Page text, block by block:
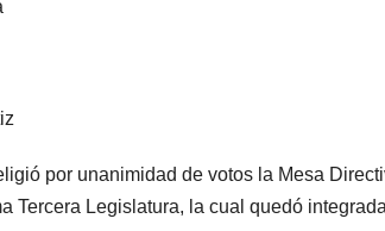
por unanimidad de votos la Mesa
Tercera Legislatura, la cual quedó